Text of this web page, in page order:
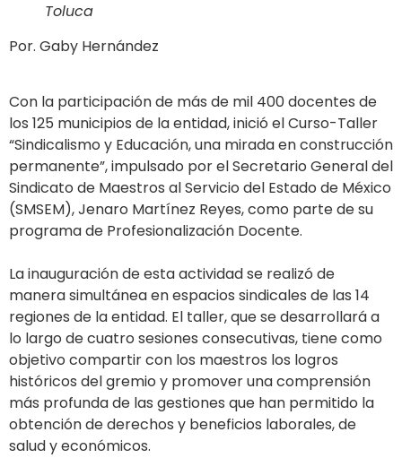
Toluca
Por. Gaby Hernández
Con la participación de más de mil 400 docentes de
los 125 municipios de la entidad, inició el Curso-Taller
“Sindicalismo y Educación, una mirada en construcción
permanente”, impulsado por el Secretario General del
Sindicato de Maestros al Servicio del Estado de México
(SMSEM), Jenaro Martínez Reyes, como parte de su
programa de Profesionalización Docente.
La inauguración de esta actividad se realizó de
manera simultánea en espacios sindicales de las 14
regiones de la entidad. El taller, que se desarrollará a
lo largo de cuatro sesiones consecutivas, tiene como
objetivo compartir con los maestros los logros
históricos del gremio y promover una comprensión
más profunda de las gestiones que han permitido la
obtención de derechos y beneficios laborales, de
salud y económicos.